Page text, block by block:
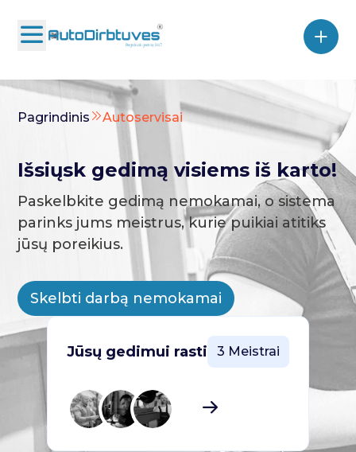
Pagrindinis Autoservisai
Išsiųsk gedimą visiems iš karto!
Paskelbkite gedimą nemokamai, o sistema
parinks jums meistrus, kurie puikiai atitiks
jūsų poreikius.
Skelbti darbą nemokamai
Jūsų gedimui rasti 3 Meistrai